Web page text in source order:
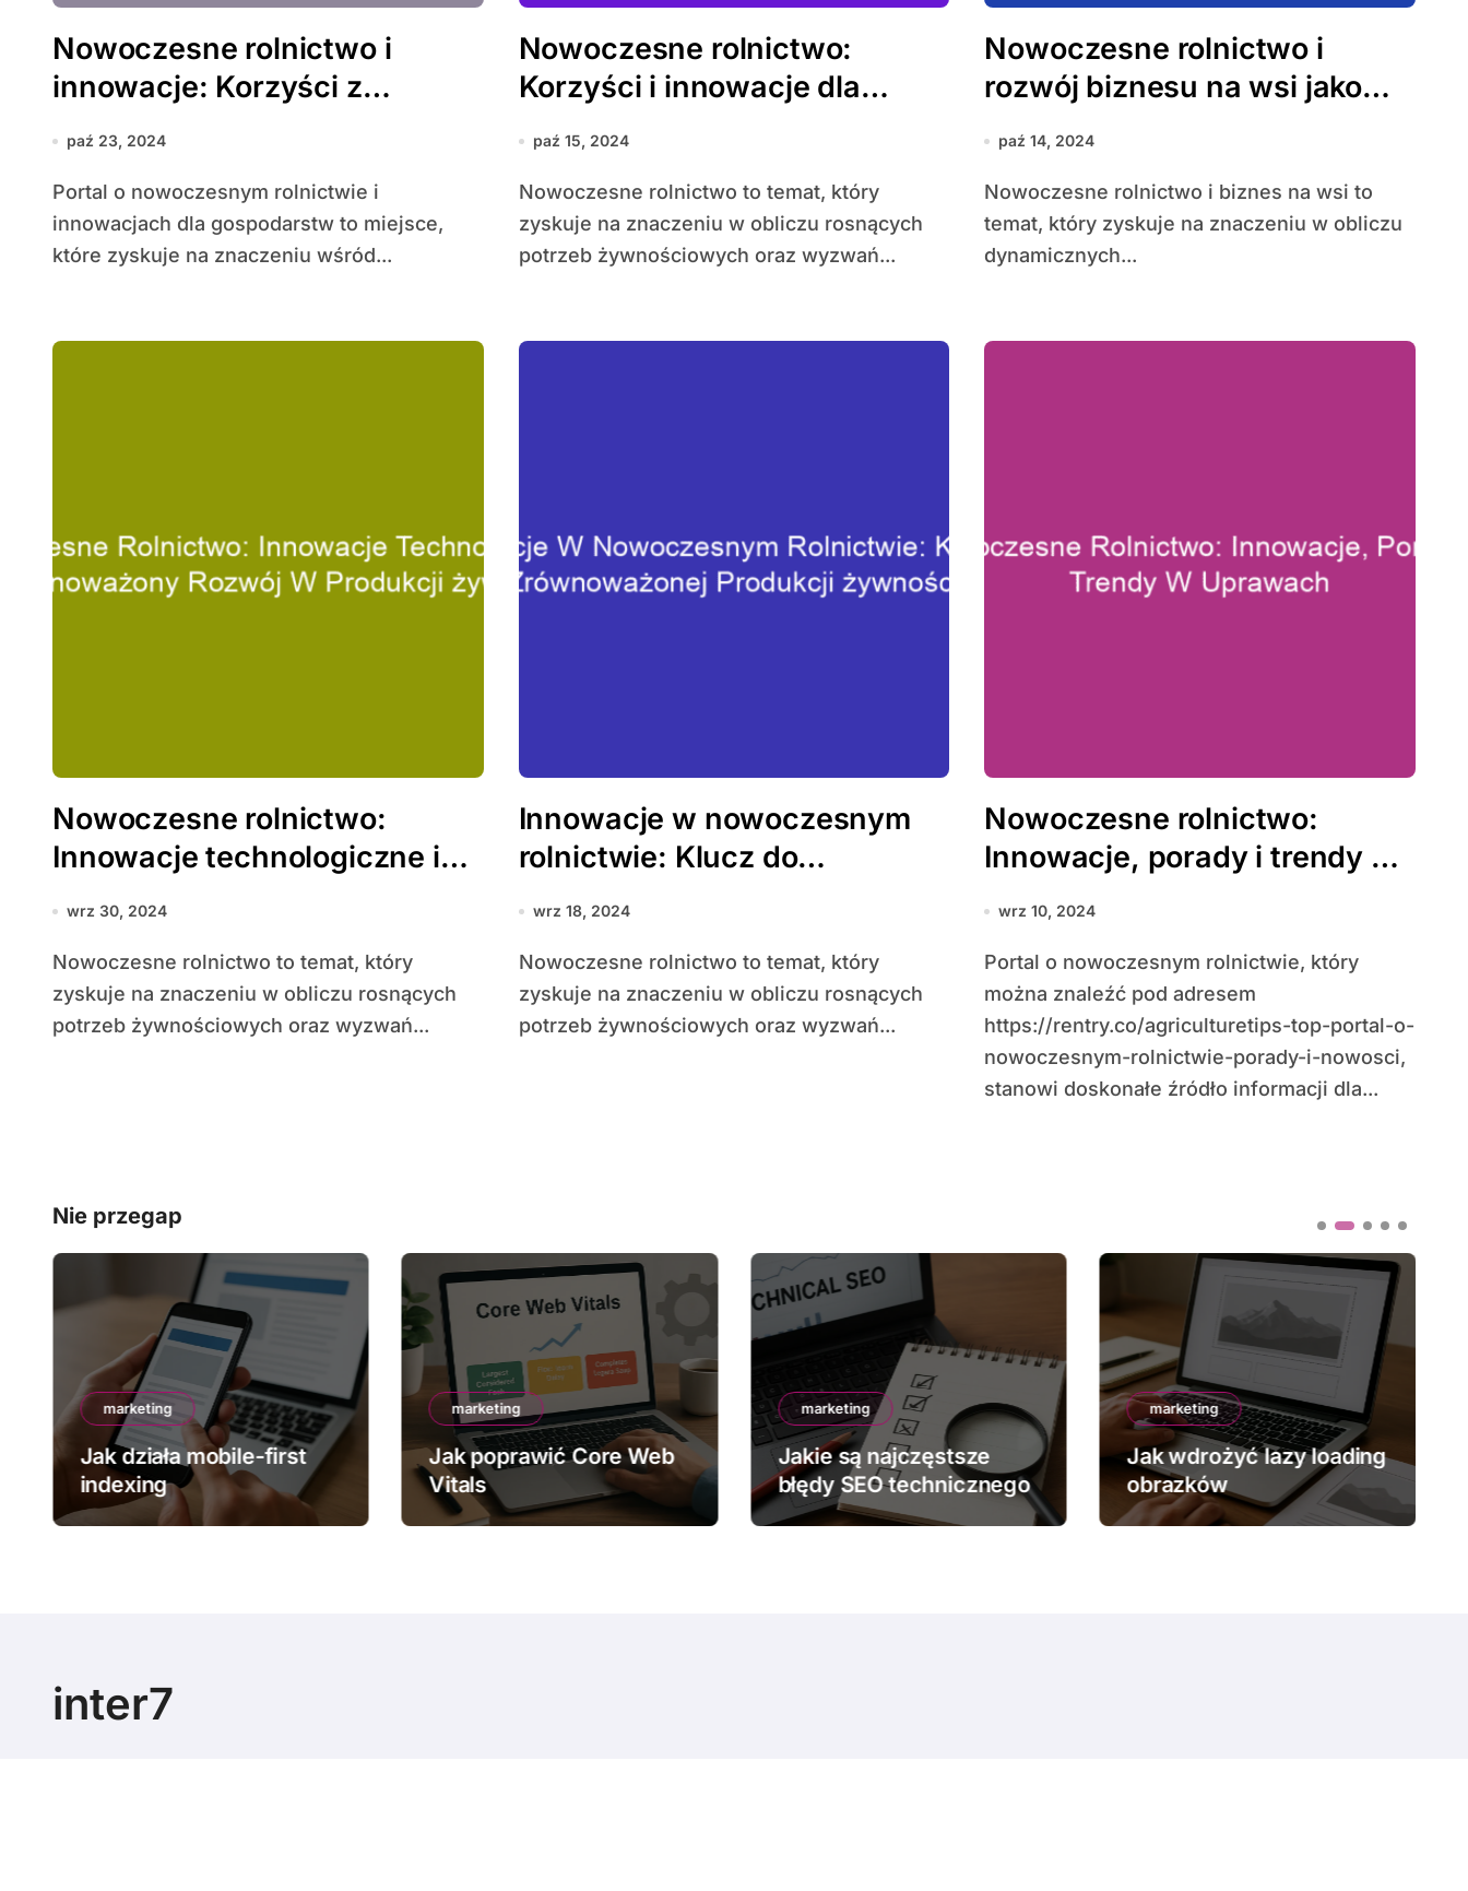
Nowoczesne rolnictwo i
innowacje: Korzyści z
korzystania z dedykowanego
paź 23, 2024
Portal o nowoczesnym rolnictwie i
innowacjach dla gospodarstw to miejsce,
które zyskuje na znaczeniu wśród...
Nowoczesne rolnictwo:
Korzyści i innowacje dla
farmerów
paź 15, 2024
Nowoczesne rolnictwo to temat, który
zyskuje na znaczeniu w obliczu rosnących
potrzeb żywnościowych oraz wyzwań...
Nowoczesne rolnictwo i
rozwój biznesu na wsi jako
klucz do zrównoważonego
paź 14, 2024
Nowoczesne rolnictwo i biznes na wsi to
temat, który zyskuje na znaczeniu w obliczu
dynamicznych...
Nowoczesne rolnictwo:
Innowacje technologiczne i
zrównoważony rozwój w
wrz 30, 2024
Nowoczesne rolnictwo to temat, który
zyskuje na znaczeniu w obliczu rosnących
potrzeb żywnościowych oraz wyzwań...
Innowacje w nowoczesnym
rolnictwie: Klucz do
zrównoważonej produkcji
wrz 18, 2024
Nowoczesne rolnictwo to temat, który
zyskuje na znaczeniu w obliczu rosnących
potrzeb żywnościowych oraz wyzwań...
Nowoczesne rolnictwo:
Innowacje, porady i trendy w
uprawach
wrz 10, 2024
Portal o nowoczesnym rolnictwie, który
można znaleźć pod adresem
https://rentry.co/agriculturetips-top-portal-o-
nowoczesnym-rolnictwie-porady-i-nowosci,
stanowi doskonałe źródło informacji dla...
Nie przegap
marketing
Jak działa mobile-first
indexing
marketing
Jak poprawić Core Web
Vitals
marketing
Jakie są najczęstsze
błędy SEO technicznego
marketing
Jak wdrożyć lazy loading
obrazków
inter7